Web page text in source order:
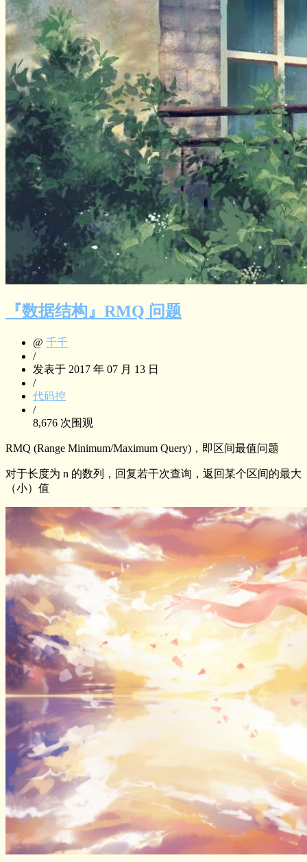
『数据结构』RMQ 问题
@ 千千
/
发表于 2017 年 07 月 13 日
/
代码控
/
8,676 次围观
RMQ (Range Minimum/Maximum Query)，即区间最值问题
对于长度为 n 的数列，回复若干次查询，返回某个区间的最大
（小）值